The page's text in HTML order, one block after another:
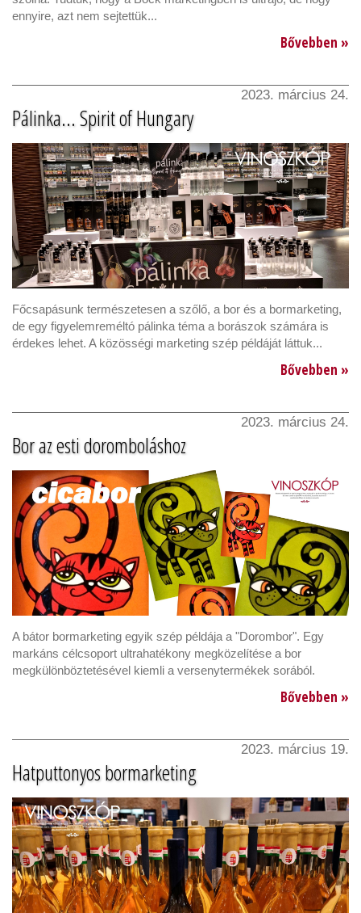
ennyire, azt nem sejtettük...
Bővebben »
2023. március 24.
Pálinka... Spirit of Hungary
Főcsapásunk természetesen a szőlő, a bor és a bormarketing,
de egy figyelemreméltó pálinka téma a borászok számára is
érdekes lehet. A közösségi marketing szép példáját láttuk...
Bővebben »
2023. március 24.
Bor az esti doromboláshoz
A bátor bormarketing egyik szép példája a "Dorombor". Egy
markáns célcsoport ultrahatékony megközelítése a bor
megkülönböztetésével kiemli a versenytermékek sorából.
Bővebben »
2023. március 19.
Hatputtonyos bormarketing